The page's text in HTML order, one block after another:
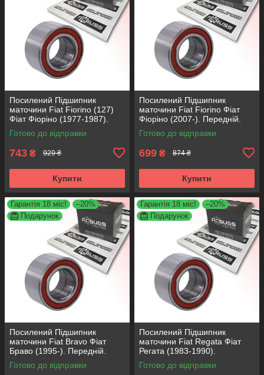
Посилений Підшипник
маточини Fiat Fiorino (127)
Фіат Фіоріно (1977-1987).
Передній. АКСУСС Корея!
VKBA1410 , R182.60 ,
Готово до відправки
743 ₴ 929 ₴
Купити
Посилений Підшипник
маточини Fiat Fiorino Фіат
Фіоріно (2007-). Передній.
АКСУСС Корея! VKBA3538 ,
R158.44 , 713690750
Готово до відправки
699 ₴ 874 ₴
Купити
Гарантія 18 міс!
–20%
Подарунок
Посилений Підшипник
маточини Fiat Bravo Фіат
Браво (1995-). Передній.
АКСУСС Корея! VKBA3538 ,
R158.44 , 713690750
Готово до відправки
Гарантія 18 міс!
–20%
Подарунок
Посилений Підшипник
маточини Fiat Regata Фіат
Регата (1983-1990).
Передній. АКСУСС Корея!
VKBA1410 , R182.60 ,
Готово до відправки